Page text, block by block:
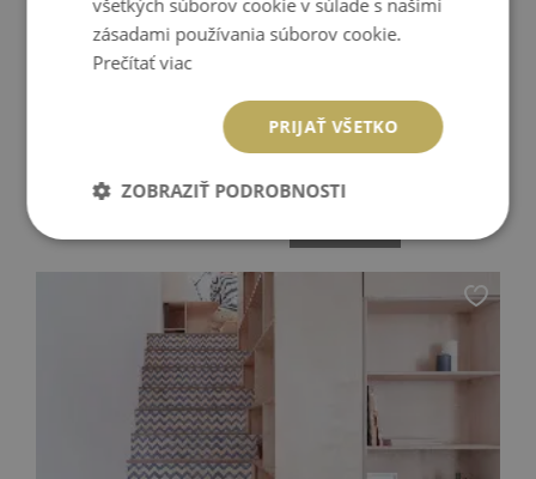
všetkých súborov cookie v súlade s našimi
zásadami používania súborov cookie.
Prečítať viac
PRIJAŤ VŠETKO
ZOBRAZIŤ PODROBNOSTI